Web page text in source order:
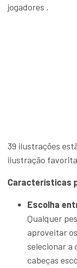
jogadores .
39 ilustrações
ilustração
Características
Escolha
Qualquer
aproveitar
selecionar a
cabeças